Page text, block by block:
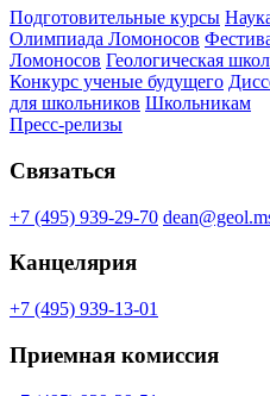
Подготовительные курсы
Олимпиада Ломоносов
Ломоносов Геологическая
Конкурс ученые будущего
для школьников Школьникам
Пресс-релизы
Связаться
+7 (495) 939-29-70
Канцелярия
+7 (495) 939-13-01
Приемная комиссия